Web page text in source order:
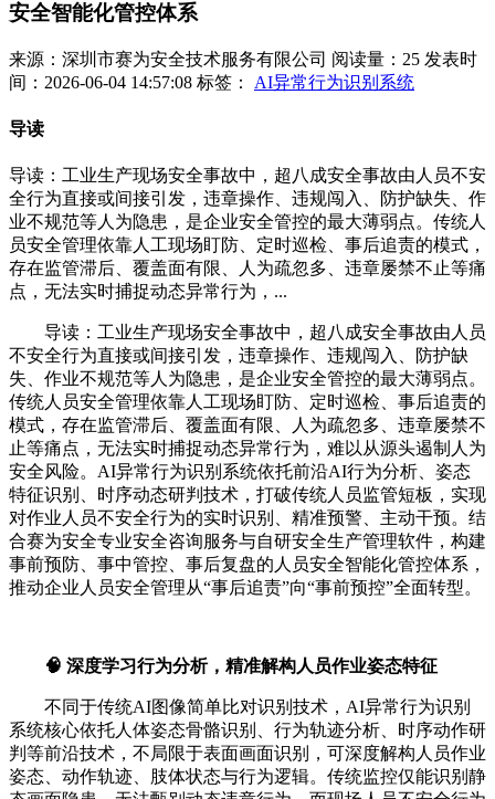
安全智能化管控体系
来源：深圳市赛为安全技术服务有限公司 阅读量：25 发表时
间：2026-06-04 14:57:08 标签： AI异常行为识别系统
导读
导读：工业生产现场安全事故中，超八成安全事故由人员不安
全行为直接或间接引发，违章操作、违规闯入、防护缺失、作
业不规范等人为隐患，是企业安全管控的最大薄弱点。传统人
员安全管理依靠人工现场盯防、定时巡检、事后追责的模式，
存在监管滞后、覆盖面有限、人为疏忽多、违章屡禁不止等痛
点，无法实时捕捉动态异常行为，...
导读：工业生产现场安全事故中，超八成安全事故由人员
不安全行为直接或间接引发，违章操作、违规闯入、防护缺
失、作业不规范等人为隐患，是企业安全管控的最大薄弱点。
传统人员安全管理依靠人工现场盯防、定时巡检、事后追责的
模式，存在监管滞后、覆盖面有限、人为疏忽多、违章屡禁不
止等痛点，无法实时捕捉动态异常行为，难以从源头遏制人为
安全风险。AI异常行为识别系统依托前沿AI行为分析、姿态
特征识别、时序动态研判技术，打破传统人员监管短板，实现
对作业人员不安全行为的实时识别、精准预警、主动干预。结
合赛为安全专业安全咨询服务与自研安全生产管理软件，构建
事前预防、事中管控、事后复盘的人员安全智能化管控体系，
推动企业人员安全管理从“事后追责”向“事前预控”全面转型。
🧠 深度学习行为分析，精准解构人员作业姿态特征
不同于传统AI图像简单比对识别技术，AI异常行为识别
系统核心依托人体姿态骨骼识别、行为轨迹分析、时序动作研
判等前沿技术，不局限于表面画面识别，可深度解构人员作业
姿态、动作轨迹、肢体状态与行为逻辑。传统监控仅能识别静